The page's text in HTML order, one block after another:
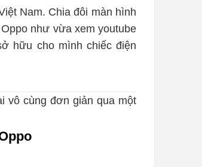
Nam. Chia đôi màn hình
như vừa xem youtube
hữu cho mình chiếc điện
vô cùng đơn giản qua một